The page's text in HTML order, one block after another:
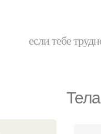
если тебе